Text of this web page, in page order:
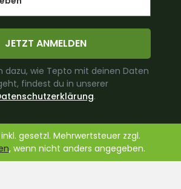
JETZT ANMELDEN
dazu, wie Tepto mit deinen Daten
findest du in unserer
.
gesetzl. Mehrwertsteuer zzgl.
, wenn nicht anders angegeben.